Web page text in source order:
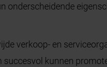
onderscheidende
verkoop- en
kunnen